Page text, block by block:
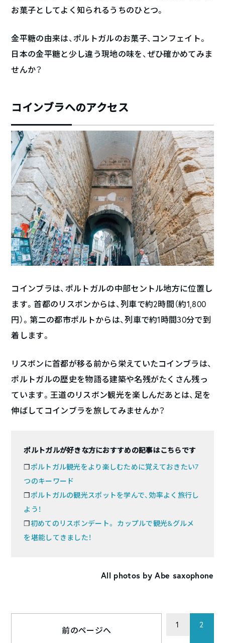
お菓子としてよく知られるうちのひとつ。
金平糖の由来は、ポルトガルのお菓子、コンフェイト。
日本の金平糖と少し違う現地の味を、ぜひ確かめてみま
せんか？
コインブラへのアクセス
コインブラは、ポルトガルの中部セントル地方に位置し
ます。首都のリスボンからは、列車で約2時間（約1,800
円）。第二の都市ポルトからは、列車で約1時間30分で到
着します。
リスボンに首都が移る前から栄えていたコインブラは、
ポルトガルの歴史を物語る建築や名残がたくさん残っ
ています。王道のリスボン観光を楽しんだあとは、足を
伸ばしてコインブラを旅してみませんか？
ポルトガルが好きな方におすすめの記事はこちらです
❐ポルトガル観光をより楽しむために覚えておきたい7
つのキーワード
❐ポルトガルの観光スポットを学んで、効率よく旅行し
よう！
❐初めてのリスボンデート。 カップルで観光&グルメ
を堪能してきました！
All photos by Abe saxophone
前のページへ
1 2